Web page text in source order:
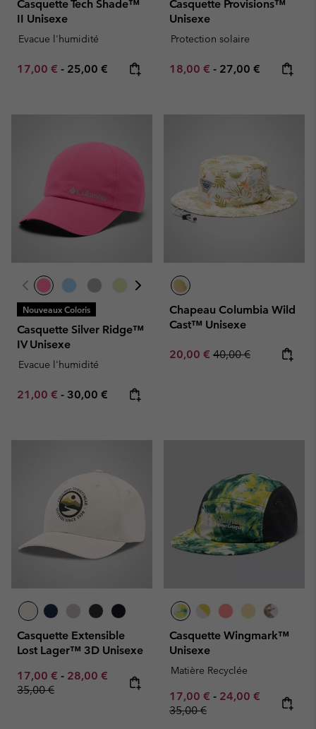
Casquette Tech Shade™
II Unisexe
Evacue l'humidité
Minimum sale price:
17,00 € - Maximum price:
25,00 €
Casquette Provisions™
Unisexe
Protection solaire
Minimum sale price:
18,00 € - Maximum price:
27,00 €
Nouveaux Coloris
Casquette Silver Ridge™
IV Unisexe
Evacue l'humidité
Minimum sale price:
21,00 € - Maximum price:
30,00 €
Chapeau Columbia Wild
Cast™ Unisexe
Sale price:
20,00 € Regular price:
40,00 €
Casquette Extensible
Lost Lager™ 3D Unisexe
Minimum sale price:
17,00 € - Maximum sale price:
28,00 € Regular price:
35,00 €
Casquette Wingmark™
Unisexe
Matière Recyclée
Minimum sale price:
17,00 € - Maximum sale
24,00 € Regular
35,00 €